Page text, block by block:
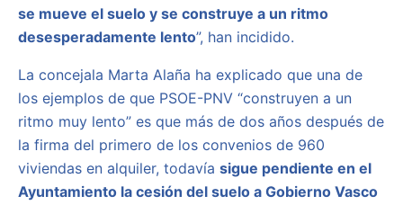
se mueve el suelo y se construye a un ritmo
desesperadamente lento”, han incidido.
La concejala Marta Alaña ha explicado que una de
los ejemplos de que PSOE-PNV “construyen a un
ritmo muy lento” es que más de dos años después de
la firma del primero de los convenios de 960
viviendas en alquiler, todavía sigue pendiente en el
Ayuntamiento la cesión del suelo a Gobierno Vasco